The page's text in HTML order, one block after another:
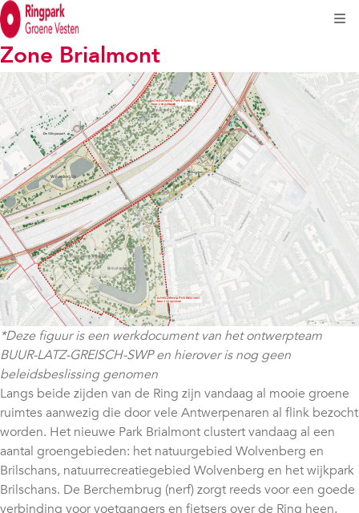
Zone Brialmont
*Deze figuur is een werkdocument van het ontwerpteam
BUUR-LATZ-GREISCH-SWP en hierover is nog geen
beleidsbeslissing genomen
Langs beide zijden van de Ring zijn vandaag al mooie groene
ruimtes aanwezig die door vele Antwerpenaren al flink bezocht
worden. Het nieuwe Park Brialmont clustert vandaag al een
aantal groengebieden: het natuurgebied Wolvenberg en
Brilschans, natuurrecreatiegebied Wolvenberg en het wijkpark
Brilschans. De Berchembrug (nerf) zorgt reeds voor een goede
verbinding voor voetgangers en fietsers over de Ring heen.